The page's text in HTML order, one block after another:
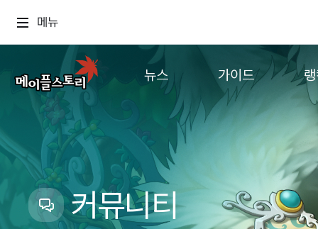
메뉴
뉴스
업데이트
이벤트
캐시샵 공지
메이플 알림판
with maple
가이드
추가정보
컨텐
커뮤니티